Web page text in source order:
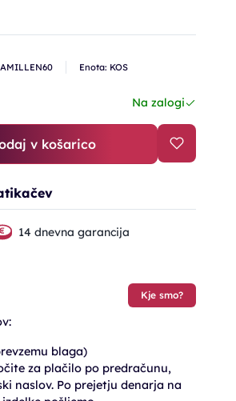
Enota: KOS
Na zalogi
v košarico
14 dnevna garancija
Kje smo?
blaga)
za plačilo po predračunu,
naslov. Po prejetju denarja na